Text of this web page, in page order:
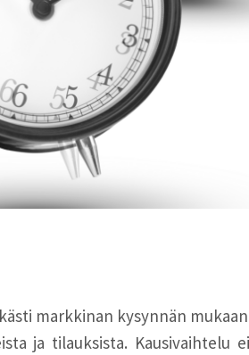
markkinan kysynnän
ja tilauksista. Kausivaihtelu